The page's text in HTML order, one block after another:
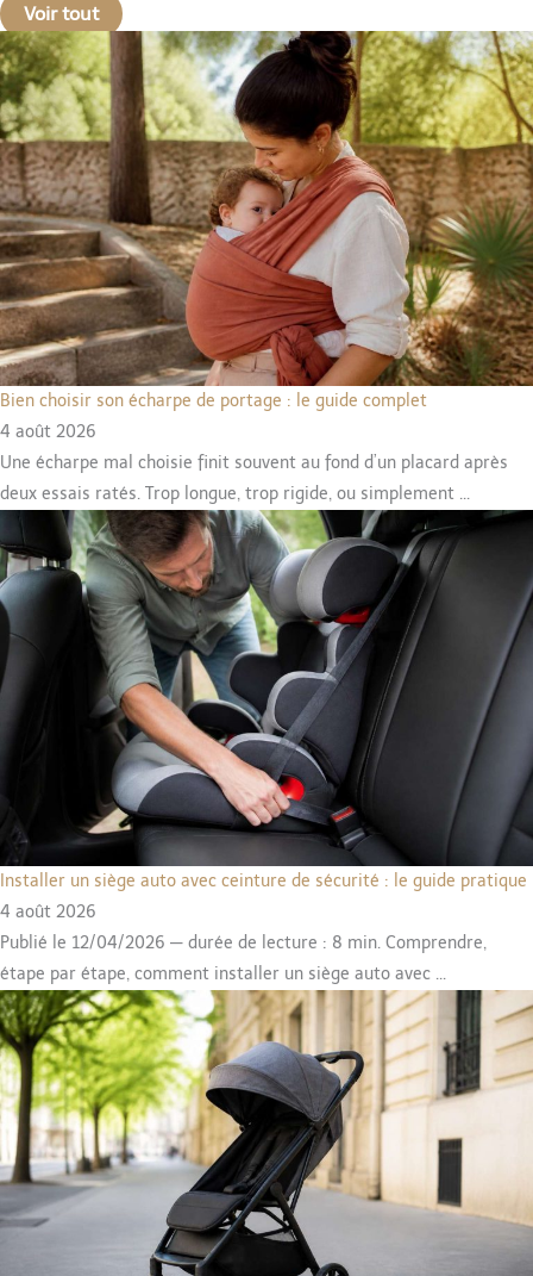
Voir tout
Bien choisir son écharpe de portage : le guide complet
4 août 2026
Une écharpe mal choisie finit souvent au fond d’un placard après
deux essais ratés. Trop longue, trop rigide, ou simplement ...
Installer un siège auto avec ceinture de sécurité : le guide pratique
4 août 2026
Publié le 12/04/2026 — durée de lecture : 8 min. Comprendre,
étape par étape, comment installer un siège auto avec ...